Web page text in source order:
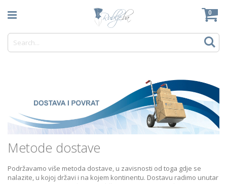
to
0
Metode dostave
Podržavamo više metoda dostave, u zavisnosti od toga gdje se
nalazite, u kojoj državi i na kojem kontinentu. Dostavu radimo unutar